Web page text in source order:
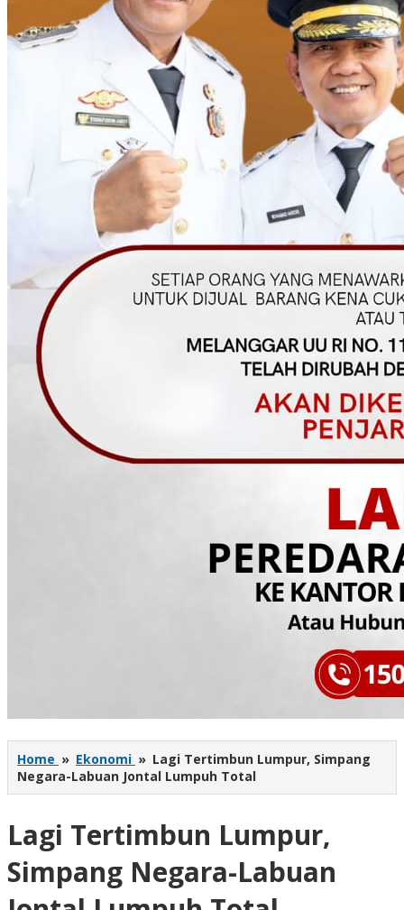
Home » Ekonomi » Lagi Tertimbun Lumpur, Simpang
Negara-Labuan Jontal Lumpuh Total
Lagi Tertimbun Lumpur,
Simpang Negara-Labuan